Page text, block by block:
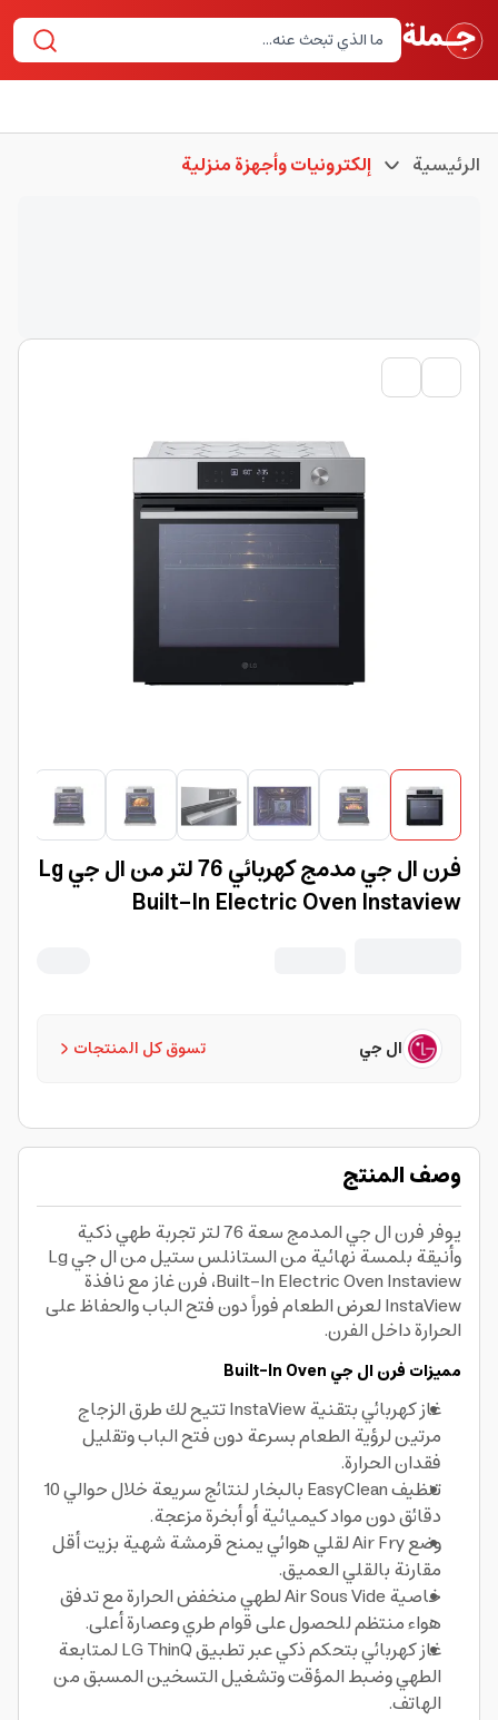
الرئيسية إلكترونيات وأجهزة منزلية
فرن ال جي مدمج كهربائي 76 لتر من ال جي Lg
Built-In Electric Oven Instaview
تسوق كل المنتجات ال جي
وصف المنتج
يوفر فرن ال جي المدمج سعة 76 لتر تجربة طهي ذكية
وأنيقة بلمسة نهائية من الستانلس ستيل من ال جي Lg
Built-In Electric Oven Instaview، فرن غاز مع نافذة
InstaView لعرض الطعام فوراً دون فتح الباب والحفاظ على
الحرارة داخل الفرن.
مميزات فرن ال جي Built-In Oven
غاز كهربائي بتقنية InstaView تتيح لك طرق الزجاج
مرتين لرؤية الطعام بسرعة دون فتح الباب وتقليل
فقدان الحرارة.
تنظيف EasyClean بالبخار لنتائج سريعة خلال حوالي 10
دقائق دون مواد كيميائية أو أبخرة مزعجة.
وضع Air Fry لقلي هوائي يمنح قرمشة شهية بزيت أقل
مقارنة بالقلي العميق.
خاصية Air Sous Vide لطهي منخفض الحرارة مع تدفق
هواء منتظم للحصول على قوام طري وعصارة أعلى.
غاز كهربائي بتحكم ذكي عبر تطبيق LG ThinQ لمتابعة
الطهي وضبط المؤقت وتشغيل التسخين المسبق من
الهاتف.